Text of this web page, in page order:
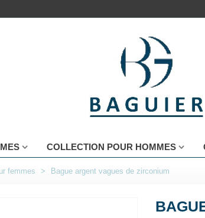
COLLECTION POUR HOMMES
femmes > Bague argent vagues de zirconium